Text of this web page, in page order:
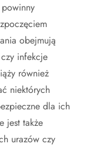
obejmują
infekcje
również
niektórych
dla ich
jest także
urazów czy